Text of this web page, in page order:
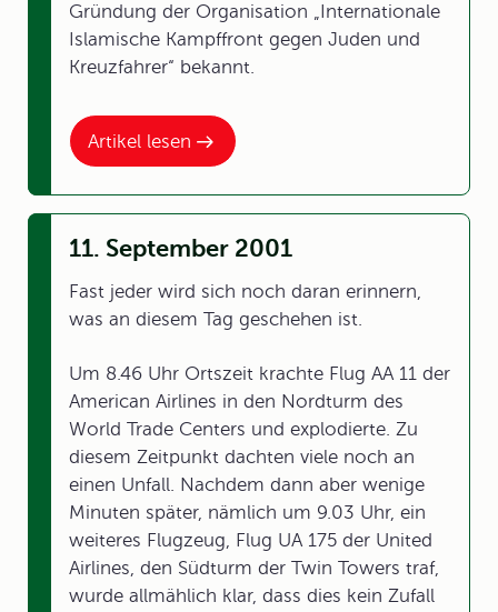
Artikel lesen
Gründung der Organisation „Internationale
Islamische Kampffront gegen Juden und
Kreuzfahrer“ bekannt.
11. September 2001
Fast jeder wird sich noch daran erinnern,
was an diesem Tag geschehen ist.
Um 8.46 Uhr Ortszeit krachte Flug AA 11 der
American Airlines in den Nordturm des
World Trade Centers und explodierte. Zu
diesem Zeitpunkt dachten viele noch an
einen Unfall. Nachdem dann aber wenige
Minuten später, nämlich um 9.03 Uhr, ein
weiteres Flugzeug, Flug UA 175 der United
Airlines, den Südturm der Twin Towers traf,
wurde allmählich klar, dass dies kein Zufall